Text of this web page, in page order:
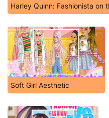
Harley Quinn: Fashionista on
Soft Girl Aesthetic